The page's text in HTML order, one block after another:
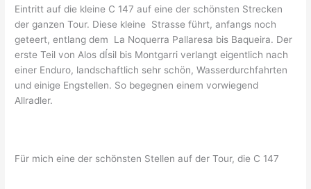
Eintritt auf die kleine C 147 auf eine der schönsten Strecken
der ganzen Tour. Diese kleine Strasse führt, anfangs noch
geteert, entlang dem La Noquerra Pallaresa bis Baqueira. Der
erste Teil von Alos dÍsil bis Montgarri verlangt eigentlich nach
einer Enduro, landschaftlich sehr schön, Wasserdurchfahrten
und einige Engstellen. So begegnen einem vorwiegend
Allradler.
Für mich eine der schönsten Stellen auf der Tour, die C 147